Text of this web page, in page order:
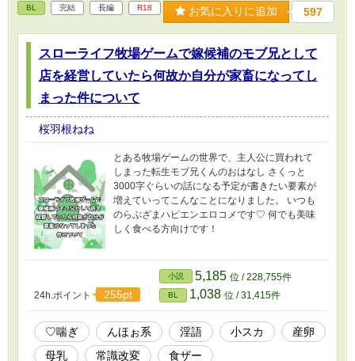
BL 完結 長編 R18 お気に入りに追加 597
スローライフ牧場ゲームで嫁候補のモブ兄として
店を経営していたら何故か自分が家畜になってし
まった件について
桜羽根ねね
とある牧場ゲームの世界で、主人公に買われて
しまった転生モブ兄くんのおはなし さくっと
3000字ぐらいの話になる予定が書きたい要素が
増えていってこんなことになりました。 いつも
のらぶざまハピエンエロコメです♡ 何でも美味
しく食べる方向けです！
24h.ポイント 255pt
小説 5,185 位 / 228,755件
BL 1,038 位 / 31,415件
♡喘ぎ んほぉ系 淫語 小スカ
産卵
母乳
常識改変 食ザー